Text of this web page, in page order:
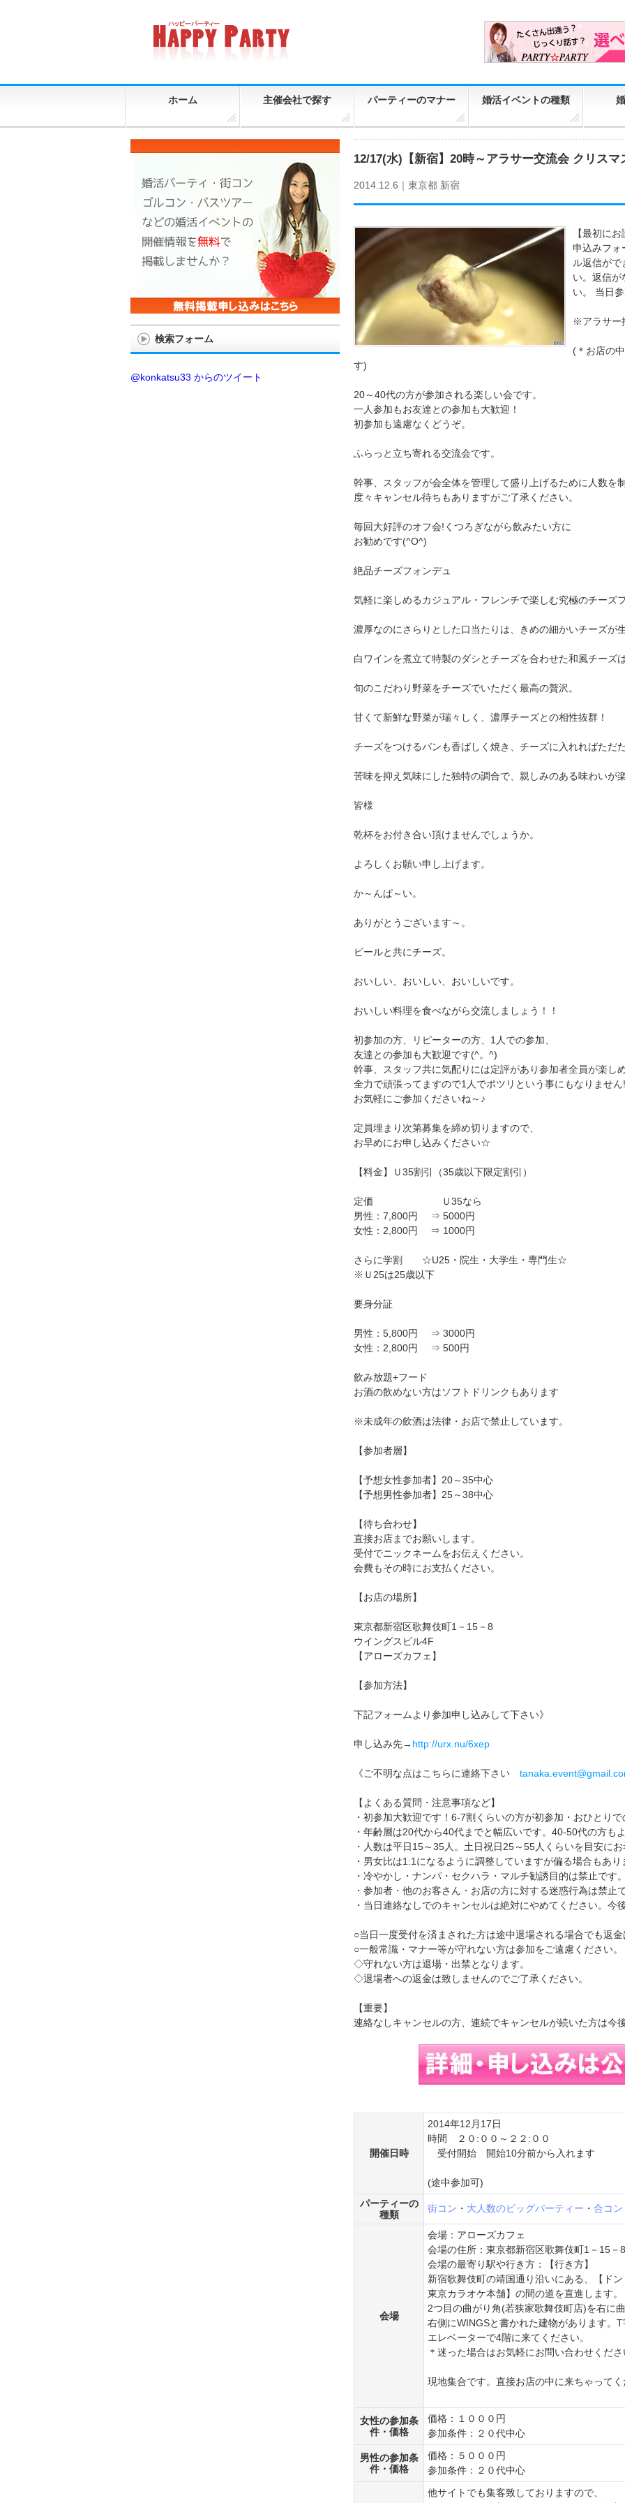
ホーム 主催会社で探す パーティーのマナー 婚活イベントの種類
12/17(水)【新宿】20時～アラサー交流会 クリスマ
2014.12.6｜ 東京都 新宿
【最初に
申込みフォ
ル返信がで
い。返信が
い。 当日
※アラサー
(＊お店の
す)
20～40代の方が参加される楽しい会です。
一人参加もお友達との参加も大歓迎！
初参加も遠慮なくどうぞ。
ふらっと立ち寄れる交流会です。
幹事、スタッフが会全体を管理して盛り上げるために人数を
度々キャンセル待ちもありますがご了承ください。
毎回大好評のオフ会!くつろぎながら飲みたい方に
お勧めです(^O^)
絶品チーズフォンデュ
気軽に楽しめるカジュアル・フレンチで楽しむ究極のチーズ
濃厚なのにさらりとした口当たりは、きめの細かいチーズが
白ワインを煮立て特製のダシとチーズを合わせた和風チーズは
旬のこだわり野菜をチーズでいただく最高の贅沢。
甘くて新鮮な野菜が瑞々しく、濃厚チーズとの相性抜群！
チーズをつけるパンも香ばしく焼き、チーズに入れればただ
苦味を抑え気味にした独特の調合で、親しみのある味わいが楽
皆様
乾杯をお付き合い頂けませんでしょうか。
よろしくお願い申し上げます。
か～んぱ～い。
ありがとうございます～。
ビールと共にチーズ。
おいしい、おいしい、おいしいです。
おいしい料理を食べながら交流しましょう！！
初参加の方、リピーターの方、1人での参加、
友達との参加も大歓迎です(^。^)
幹事、スタッフ共に気配りには定評があり参加者全員が楽し
全力で頑張ってますので1人でポツリという事にもなりません!
お気軽にご参加くださいね～♪
定員埋まり次第募集を締め切りますので、
お早めにお申し込みください☆
【料金】Ｕ35割引（35歳以下限定割引）
定価 Ｕ35なら
男性：7,800円 ⇒ 5000円
女性：2,800円 ⇒ 1000円
さらに学割 ☆U25・院生・大学生・専門生☆
※Ｕ25は25歳以下
要身分証
男性：5,800円 ⇒ 3000円
女性：2,800円 ⇒ 500円
飲み放題+フード
お酒の飲めない方はソフトドリンクもあります
※未成年の飲酒は法律・お店で禁止しています。
【参加者層】
【予想女性参加者】20～35中心
【予想男性参加者】25～38中心
【待ち合わせ】
直接お店までお願いします。
受付でニックネームをお伝えください。
会費もその時にお支払ください。
【お店の場所】
東京都新宿区歌舞伎町1－15－8
ウイングスビル4F
【アローズカフェ】
【参加方法】
下記フォームより参加申し込みして下さい》
申し込み先→ http://urx.nu/6xep
《ご不明な点はこちらに連絡下さい
【よくある質問・注意事項など】
・初参加大歓迎です！6-7割くらいの方が初参加・おひとりで
・年齢層は20代から40代までと幅広いです。40-50代の方も
・人数は平日15～35人。土日祝日25～55人くらいを目安にお
・男女比は1:1になるように調整していますが偏る場合もあり
・冷やかし・ナンパ・セクハラ・マルチ勧誘目的は禁止です。
・参加者・他のお客さん・お店の方に対する迷惑行為は禁止で
・当日連絡なしでのキャンセルは絶対にやめてください。今
○当日一度受付を済まされた方は途中退場される場合でも返金
○一般常識・マナー等が守れない方は参加をご遠慮ください。
◇守れない方は退場・出禁となります。
◇退場者への返金は致しませんのでご了承ください。
【重要】
連絡なしキャンセルの方、連続でキャンセルが続いた方は今
開催日時
2014年12月17日
時間 ２０:００～２２:００
受付開始 開始10分前から入れます
(途中参加可)
パーティーの
種類
街コン ・ 大人数のビッグパーティー ・ 合コン
会場
会場：アローズカフェ
会場の住所：東京都新宿区歌舞伎町1－15
会場の最寄り駅や行き方：【行き方】
新宿歌舞伎町の靖国通り沿いにある、【ド
東京カラオケ本舗】の間の道を直進します。
2つ目の曲がり角(若狭家歌舞伎町店)を右に
右側にWINGSと書かれた建物があります。T
エレベーターで4階に来てください。
＊迷った場合はお気軽にお問い合わせくださ
現地集合です。直接お店の中に来ちゃってく
女性の参加条
件・価格
価格：１０００円
参加条件：２０代中心
男性の参加条
件・価格
価格：５０００円
参加条件：２０代中心
他サイトでも集客致しておりますので、
検索フォーム
@konkatsu33 からのツイート